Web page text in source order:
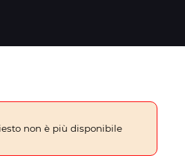
non è più disponibile